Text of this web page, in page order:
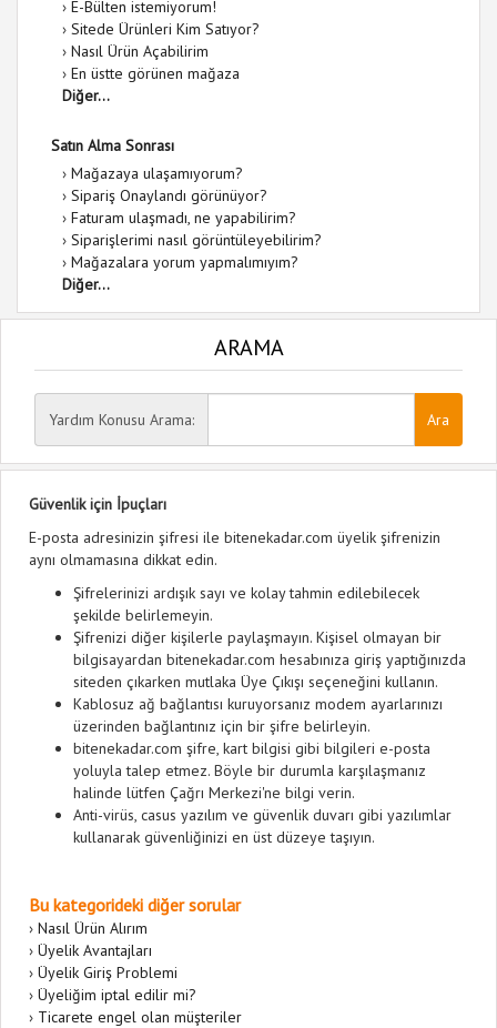
› E-Bülten istemiyorum!
› Sitede Ürünleri Kim Satıyor?
› Nasıl Ürün Açabilirim
› En üstte görünen mağaza
Diğer...
Satın Alma Sonrası
› Mağazaya ulaşamıyorum?
› Sipariş Onaylandı görünüyor?
› Faturam ulaşmadı, ne yapabilirim?
› Siparişlerimi nasıl görüntüleyebilirim?
› Mağazalara yorum yapmalımıyım?
Diğer...
ARAMA
Yardım Konusu Arama:
Güvenlik için İpuçları
E-posta adresinizin şifresi ile bitenekadar.com üyelik şifrenizin
aynı olmamasına dikkat edin.
Şifrelerinizi ardışık sayı ve kolay tahmin edilebilecek
şekilde belirlemeyin.
Şifrenizi diğer kişilerle paylaşmayın. Kişisel olmayan bir
bilgisayardan bitenekadar.com hesabınıza giriş yaptığınızda
siteden çıkarken mutlaka Üye Çıkışı seçeneğini kullanın.
Kablosuz ağ bağlantısı kuruyorsanız modem ayarlarınızı
üzerinden bağlantınız için bir şifre belirleyin.
bitenekadar.com şifre, kart bilgisi gibi bilgileri e-posta
yoluyla talep etmez. Böyle bir durumla karşılaşmanız
halinde lütfen Çağrı Merkezi'ne bilgi verin.
Anti-virüs, casus yazılım ve güvenlik duvarı gibi yazılımlar
kullanarak güvenliğinizi en üst düzeye taşıyın.
Bu kategorideki diğer sorular
› Nasıl Ürün Alırım
› Üyelik Avantajları
› Üyelik Giriş Problemi
› Üyeliğim iptal edilir mi?
› Ticarete engel olan müşteriler